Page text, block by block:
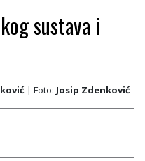
sustava i
| Foto: Josip Zdenković